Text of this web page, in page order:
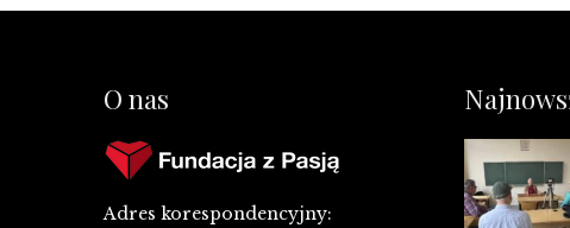
O nas
Adres korespondencyjny: